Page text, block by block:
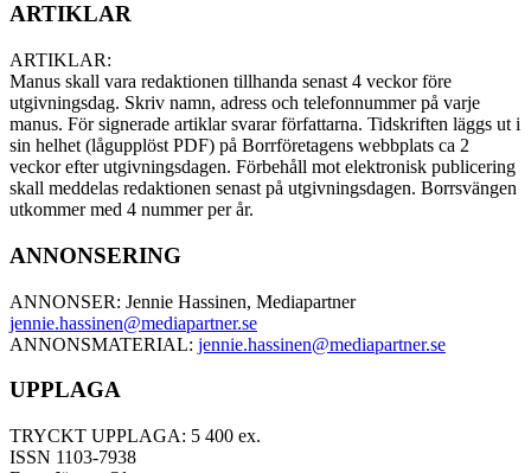
ARTIKLAR
ARTIKLAR:
Manus skall vara redaktionen tillhanda senast 4 veckor före
utgivningsdag. Skriv namn, adress och telefonnummer på varje
manus. För signerade artiklar svarar författarna. Tidskriften läggs ut i
sin helhet (lågupplöst PDF) på Borrföretagens webbplats ca 2
veckor efter utgivningsdagen. Förbehåll mot elektronisk publicering
skall meddelas redaktionen senast på utgivningsdagen. Borrsvängen
utkommer med 4 nummer per år.
ANNONSERING
ANNONSER: Jennie Hassinen, Mediapartner
jennie.hassinen@mediapartner.se
ANNONSMATERIAL: jennie.hassinen@mediapartner.se
UPPLAGA
TRYCKT UPPLAGA: 5 400 ex.
ISSN 1103-7938